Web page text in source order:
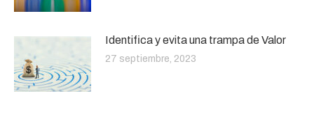
Identifica y evita una trampa de Valor
27 septiembre, 2023